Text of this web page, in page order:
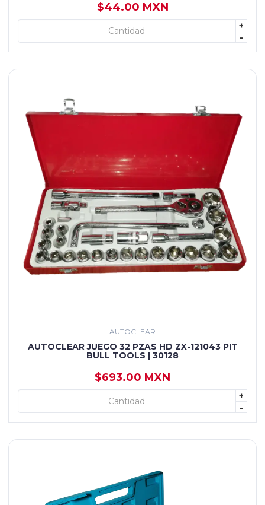
$44.00 MXN
+
-
+ AGREGAR
AUTOCLEAR
AUTOCLEAR JUEGO 32 PZAS HD ZX-121043 PIT
BULL TOOLS | 30128
$693.00 MXN
+
-
+ AGREGAR